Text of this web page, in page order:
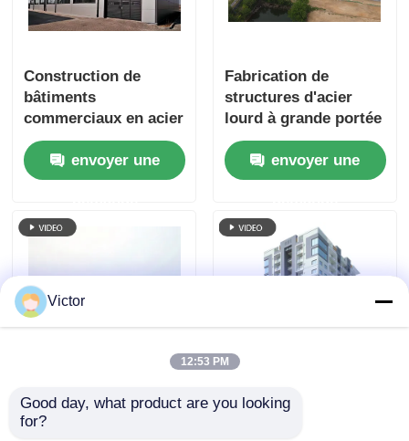
Construction de
bâtiments
commerciaux en acier
industriel modulaire
avec des composants
standardisés
envoyer une
Fabrication de
structures d'acier
lourd à grande portée
Composants en acier
pour immeubles de
grande hauteur,
garantie de 10 ans
envoyer une
Cadre en acier
préfabriqué à
Immeubles en acier
préfabriqués de
Victor
12:53 PM
Good day, what product are you looking
for?